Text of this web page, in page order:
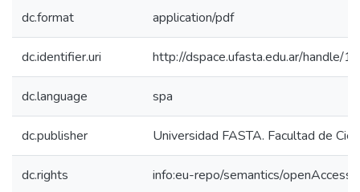
dc.format application/pdf
dc.identifier.uri http://dspace.ufasta.edu.ar/handle/
dc.language spa
dc.publisher Universidad FASTA. Facultad de
dc.rights info:eu-repo/semantics/openAccess